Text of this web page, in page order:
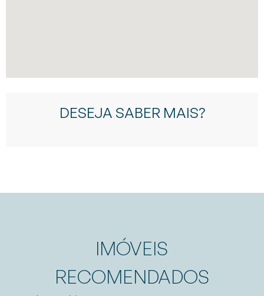
DESEJA SABER MAIS?
IMÓVEIS
RECOMENDADOS